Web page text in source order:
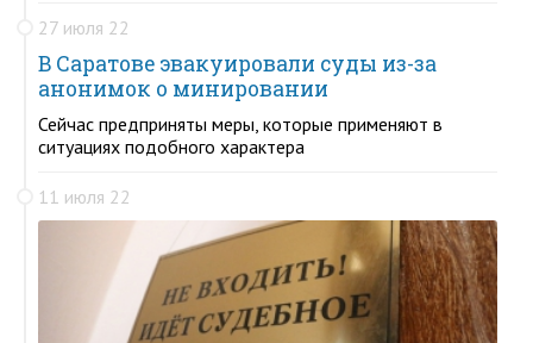
27 июля 22
В Саратове эвакуировали суды из-за
анонимок о минировании
Сейчас предприняты меры, которые применяют в
ситуациях подобного характера
11 июля 22